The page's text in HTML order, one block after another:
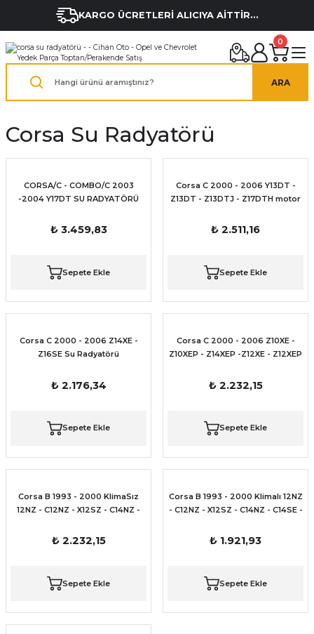
KARGO ÜCRETLERİ ALICIYA AİTTİR...
ARA
0
Corsa Su Radyatörü
CORSA/C - COMBO/C 2003
-2004 Y17DT SU RADYATÖRÜ
₺ 3.459,83
Sepete Ekle
Corsa C 2000 - 2006 Y13DT -
Z13DT - Z13DTJ - Z17DTH motor
₺ 2.511,16
Sepete Ekle
Corsa C 2000 - 2006 Z14XE -
Z16SE Su Radyatörü
₺ 2.176,34
Sepete Ekle
Corsa C 2000 - 2006 Z10XE -
Z10XEP - Z14XEP -Z12XE - Z12XEP
₺ 2.232,15
Sepete Ekle
Corsa B 1993 - 2000 KlimaSız
12NZ - C12NZ - X12SZ - C14NZ -
X14XE - C16SEL - X14SZ motor için
₺ 2.232,15
Sepete Ekle
Corsa B 1993 - 2000 Klimalı 12NZ
- C12NZ - X12SZ - C14NZ - C14SE -
C16SEL - X14SZ motor için Su
₺ 1.921,93
Sepete Ekle